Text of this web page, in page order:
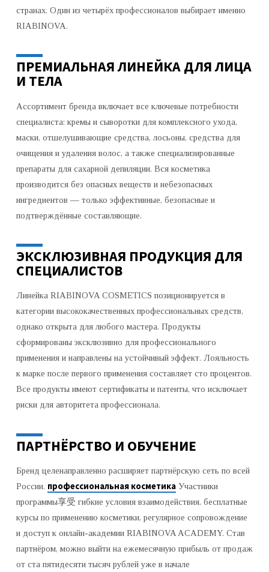
странах. Один из четырёх профессионалов выбирает именно
RIABINOVA.
ПРЕМИАЛЬНАЯ ЛИНЕЙКА ДЛЯ ЛИЦА
И ТЕЛА
Ассортимент бренда включает все ключевые потребности
специалиста: кремы и сыворотки для комплексного ухода,
маски, отшелушивающие средства, лосьоны, средства для
очищения и удаления волос, а также специализированные
препараты для сахарной депиляции. Вся косметика
производится без опасных веществ и небезопасных
ингредиентов — только эффективные, безопасные и
подтверждённые составляющие.
ЭКСКЛЮЗИВНАЯ ПРОДУКЦИЯ ДЛЯ
СПЕЦИАЛИСТОВ
Линейка RIABINOVA COSMETICS позиционируется в
категории высококачественных профессиональных средств,
однако открыта для любого мастера. Продукты
сформированы эксклюзивно для профессионального
применения и направлены на устойчивый эффект. Лояльность
к марке после первого применения составляет сто процентов.
Все продукты имеют сертификаты и патенты, что исключает
риски для авторитета профессионала.
ПАРТНЁРСТВО И ОБУЧЕНИЕ
Бренд целенаправленно расширяет партнёрскую сеть по всей
России. профессиональная косметикаУчастники
программы享受 гибкие условия взаимодействия, бесплатные
курсы по применению косметики, регулярное сопровождение
и доступ к онлайн-академии RIABINOVA ACADEMY. Став
партнёром, можно выйти на ежемесячную прибыль от продаж
от ста пятидесяти тысяч рублей уже в начале